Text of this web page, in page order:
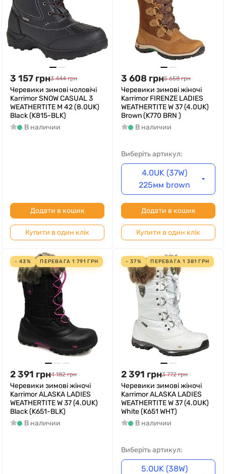
3 157 грн3 444 грн
Черевики зимові чоловічі
Karrimor SNOW CASUAL 3
WEATHERTITE M 42 (8.0UK)
Black (K815-BLK)
В наличии
Додати в кошик
Купити в один клік
3 608 грн5 658 грн
Черевики зимові жіночі
Karrimor FIRENZE LADIES
WEATHERTITE W 37 (4.0UK)
Brown (K770 BRN )
В наличии
Виберіть артикул:
4.0UK (37W)
225мм brown
Додати в кошик
Купити в один клік
- 43% ПЕРЕВАГА1 791 ГРН
2 391 грн4 182 грн
Черевики зимові жіночі
Karrimor ALASKA LADIES
WEATHERTITE W 37 (4.0UK)
Black (K651-BLK)
В наличии
- 37% ПЕРЕВАГА1 381 ГРН
2 391 грн3 772 грн
Черевики зимові жіночі
Karrimor ALASKA LADIES
WEATHERTITE W 37 (4.0UK)
White (K651 WHT)
В наличии
Виберіть артикул:
5.0UK (38W)